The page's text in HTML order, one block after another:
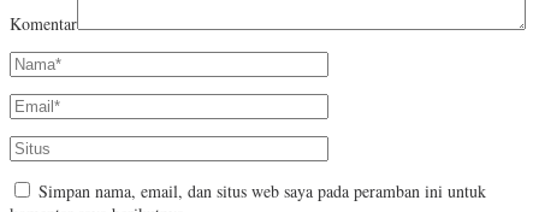
Komentar
Simpan nama, email, dan situs web saya pada peramban ini untuk